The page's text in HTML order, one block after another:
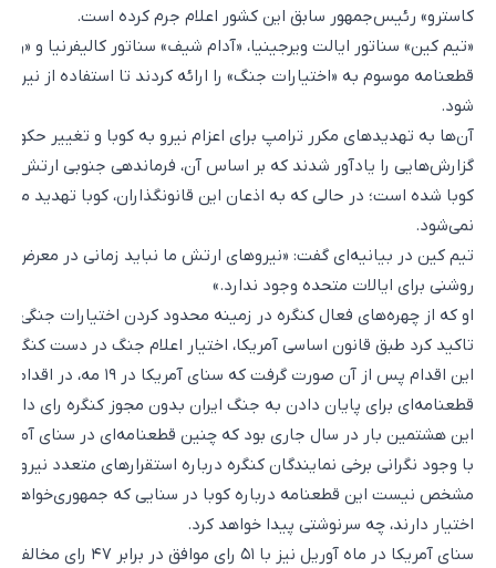
کاسترو» رئیس‌جمهور سابق این کشور اعلام جرم کرده است.
«تیم کین» سناتور ایالت ویرجینیا، «آدام شیف» سناتور کالیفرنیا و
قطعنامه موسوم به «اختیارات جنگ» را ارائه کردند تا استفاده از
شود.
آن‌ها به تهدیدهای مکرر ترامپ برای اعزام نیرو به کوبا و تغییر
گزارش‌هایی را یادآور شدند که بر اساس آن، فرماندهی جنوبی ارتش
کوبا شده است؛ در حالی که به اذعان این قانونگذاران، کوبا تهدید
نمی‌شود.
تیم کین در بیانیه‌ای گفت: «نیروهای ارتش ما نباید زمانی در معرض
روشنی برای ایالات متحده وجود ندارد.»
او که از چهره‌های فعال کنگره در زمینه محدود کردن اختیارات
تاکید کرد طبق قانون اساسی آمریکا، اختیار اعلام جنگ در دست
این اقدام پس از آن صورت
قطعنامه‌ای برای پایان دادن به جنگ ایران بدون مجوز کنگره رای داد.
این هشتمین بار در سال جاری بود که چنین قطعنامه‌ای در سنای
با وجود نگرانی برخی نمایندگان کنگره درباره استقرارهای متعدد
اختیار دارند، چه سرنوشتی پیدا خواهد کرد.
سنای آمریکا در ماه آوریل